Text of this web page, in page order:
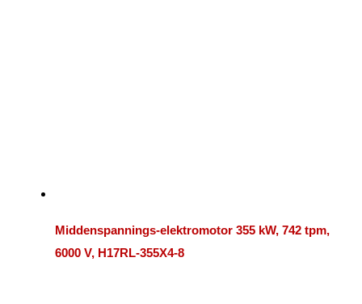
Middenspannings-elektromotor 355 kW, 742 tpm,
6000 V, H17RL-355X4-8